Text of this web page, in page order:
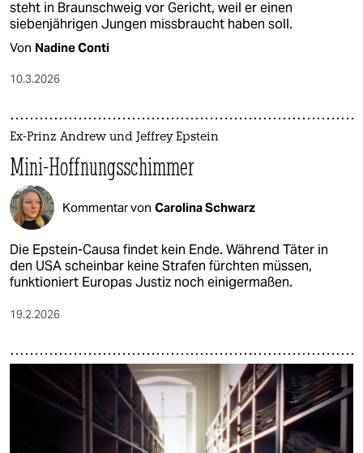
steht in Braunschweig vor Gericht, weil er einen
siebenjährigen Jungen missbraucht haben soll.
Von Nadine Conti
10.3.2026
Ex-Prinz Andrew und Jeffrey Epstein
Mini-Hoffnungsschimmer
Kommentar von Carolina Schwarz
Die Epstein-Causa findet kein Ende. Während Täter in
den USA scheinbar keine Strafen fürchten müssen,
funktioniert Europas Justiz noch einigermaßen.
19.2.2026